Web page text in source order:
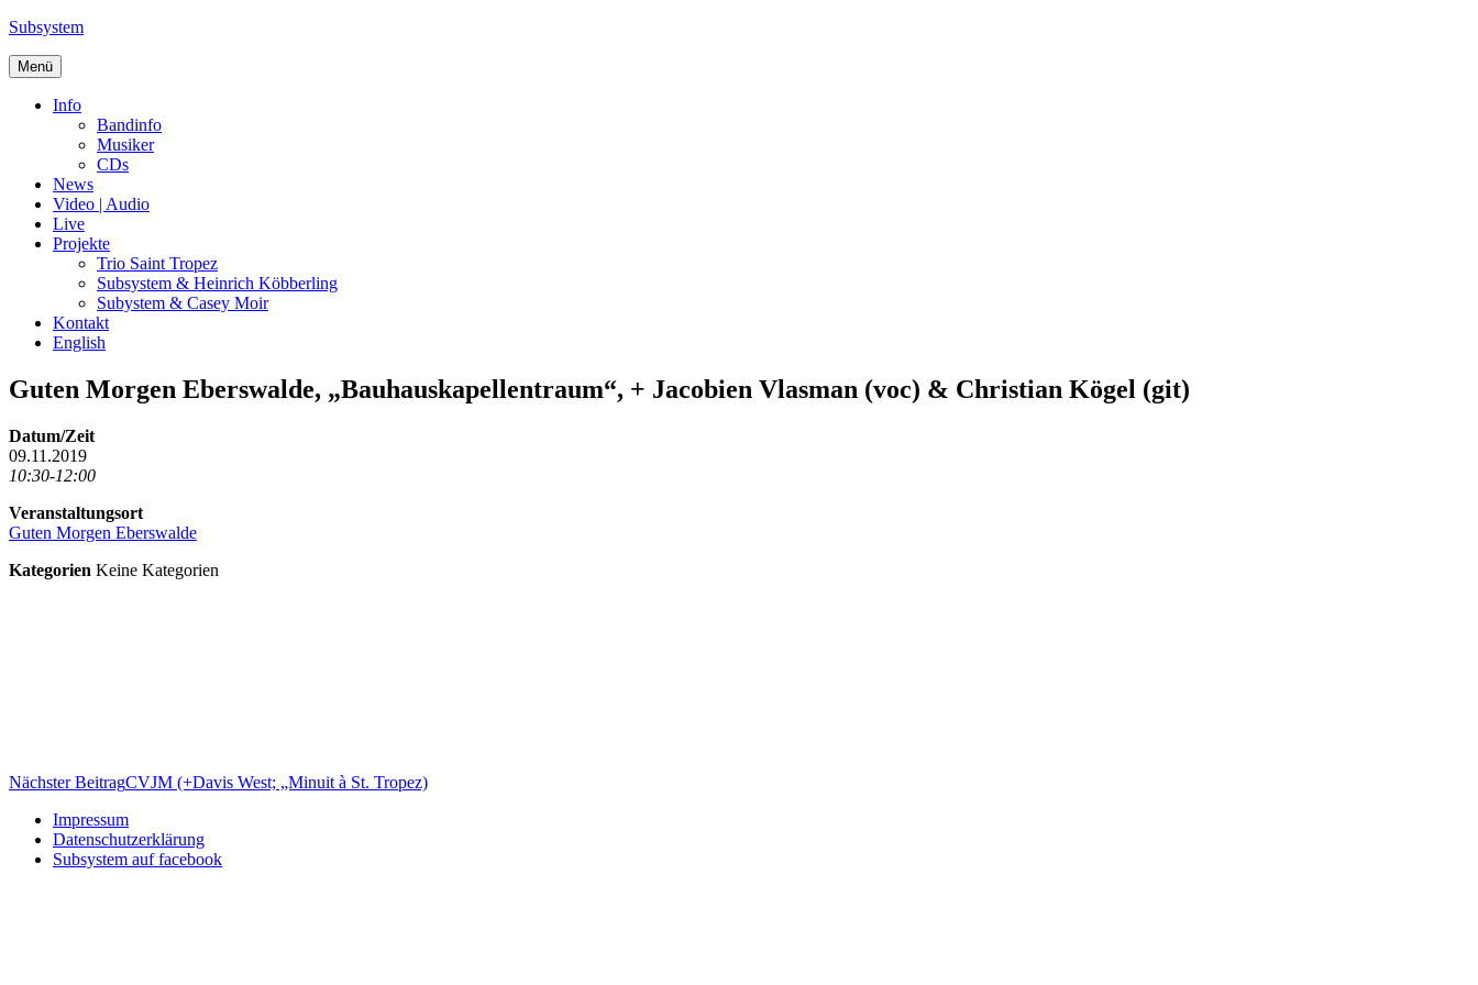
Zum
springen
Subsystem
Menü
Info
Bandinfo
Musiker
CDs
News
Video | Audio
Live
Projekte
Trio Saint Tropez
Subsystem & Heinrich Köbberling
Subystem & Casey Moir
Kontakt
English
Guten Morgen Eberswalde, „Bauhauskapellentraum“, + Jacobien Vlasman (voc) & Christian Kögel (git)
Datum/Zeit
09.11.2019
10:30-12:00
Veranstaltungsort
Guten Morgen Eberswalde
Kategorien Keine Kategorien
Beitragsnavigation
Nächster BeitragCVJM (+Davis West; „Minuit à St. Tropez)
Impressum
Datenschutzerklärung
Subsystem auf facebook